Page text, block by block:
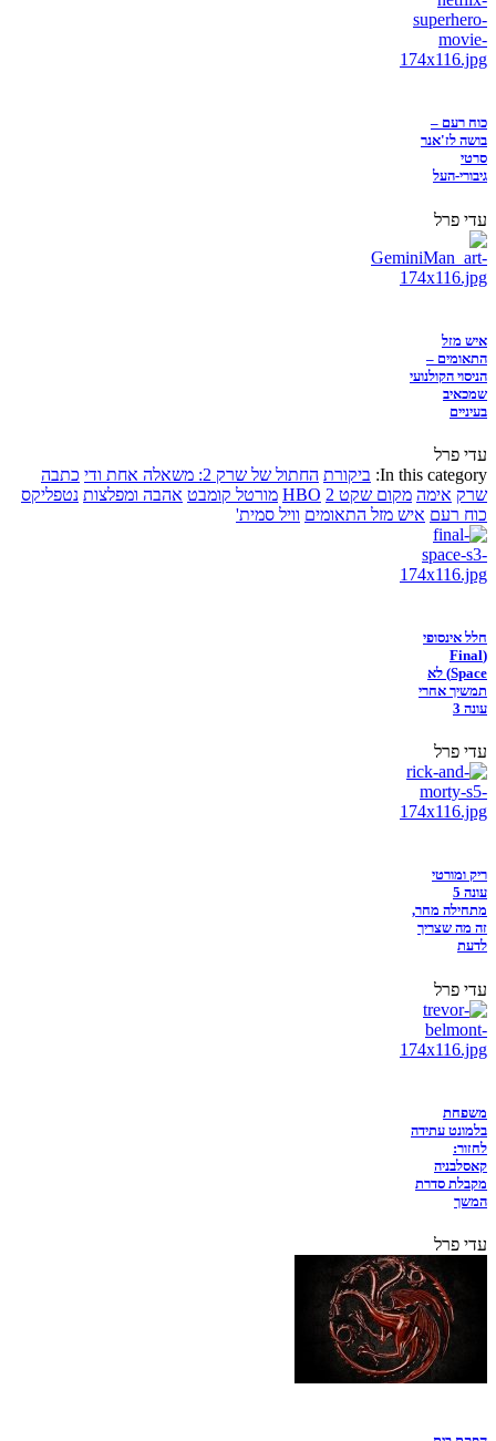
כוח רעם –
בושה לז'אנר
סרטי
גיבורי-העל
עדי פרל
איש מזל
התאומים –
הניסוי הקולנועי
שמכאיב
בעיניים
עדי פרל
In this category: ביקורת החתול של שרק 2: משאלה אחת ודי
כתבה
שרק אימה מקום שקט 2 HBO מורטל קומבט אהבה ומפלצות נטפליקס
כוח רעם איש מזל התאומים וויל סמית'
חלל אינסופי
(Final
Space) לא
תמשיך אחרי
עונה 3
עדי פרל
ריק ומורטי
עונה 5
מתחילה מחר,
זה מה שצריך
לדעת
עדי פרל
משפחת
בלמונט עתידה
לחזור:
קאסלבניה
מקבלת סדרת
המשך
עדי פרל